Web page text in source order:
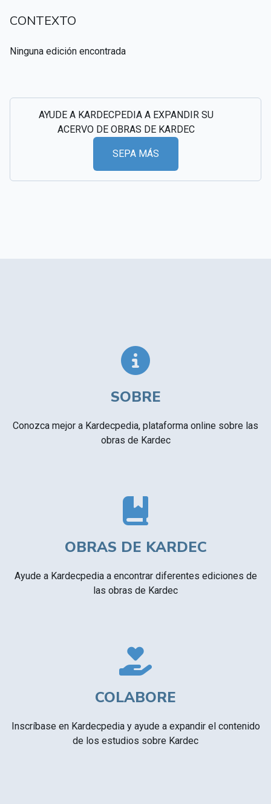
espiritismo
CONTEXTO
Ninguna edición encontrada
AYUDE A KARDECPEDIA A EXPANDIR SU
ACERVO DE OBRAS DE KARDEC
SEPA MÁS
SOBRE
Conozca mejor a Kardecpedia, plataforma online sobre las
obras de Kardec
OBRAS DE KARDEC
Ayude a Kardecpedia a encontrar diferentes ediciones de
las obras de Kardec
COLABORE
Inscríbase en Kardecpedia y ayude a expandir el contenido
de los estudios sobre Kardec